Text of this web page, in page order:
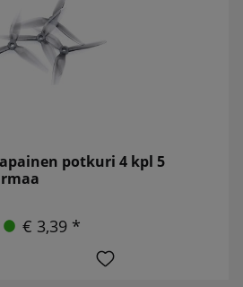
potkuri 4 kpl 5
€ 3,39 *